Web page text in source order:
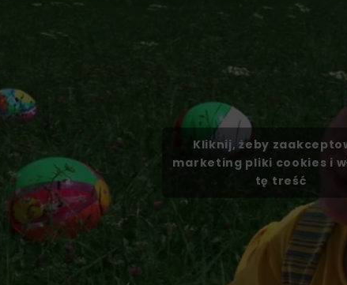
Kliknij, żeby
marketing pliki cookies i
tę treść